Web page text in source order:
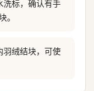
洗标，确认有手
。
羽绒结块，可使